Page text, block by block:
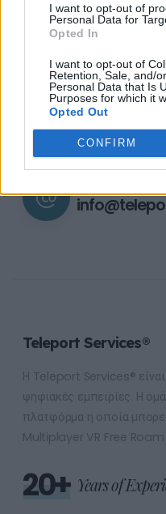
I want to opt-out of
Personal Data for
Opted In
I want to opt-out of
Retention, Sale, and/
Personal Data that Is
Purposes for which it
Opted Out
CONFIRM
CALL US
+30
Teleport Services®
Η Teleport Services®
ψηφιακές εμπειρίες. Η
πλατφόρμα η οποία
Multiplayer VR Free Roam
20+ Years of